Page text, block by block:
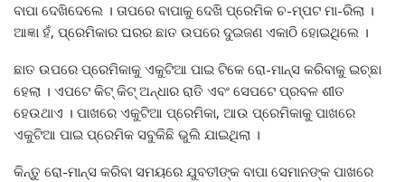
ବାପା ଦେଖିଦେଲେ । ତାପରେ ବାପାକୁ ଦେଖି ପ୍ରେମିକ ଚ-ମ୍ପଟ ମା-ରିଲା ।
ଆଜ୍ଞା ହଁ, ପ୍ରେମିକାର ଘରର ଛାତ ଉପରେ ଦୁଇଜଣ ଏକାଠି ହୋଇଥିଲେ ।
ଛାତ ଉପରେ ପ୍ରେମିକାକୁ ଏକୁଟିଆ ପାଇ ଟିକେ ରୋ-ମାନ୍ସ କରିବାକୁ ଇଚ୍ଛା
ହେଲା । ଏପଟେ କିଟ୍ କିଟ୍ ଅନ୍ଧାର ରାତି ଏବଂ ସେପଟେ ପ୍ରବଳ ଶୀତ
ହେଉଥାଏ । ପାଖରେ ଏକୁଟିଆ ପ୍ରେମିକା, ଆଉ ପ୍ରେମିକାକୁ ପାଖରେ
ଏକୁଟିଆ ପାଇ ପ୍ରେମିକ ସବୁକିଛି ଭୁଲି ଯାଇଥିଲା ।
କିନ୍ତୁ ରୋ-ମାନ୍ସ କରିବା ସମୟରେ ଯୁବତୀଙ୍କ ବାପା ସେମାନଙ୍କ ପାଖରେ